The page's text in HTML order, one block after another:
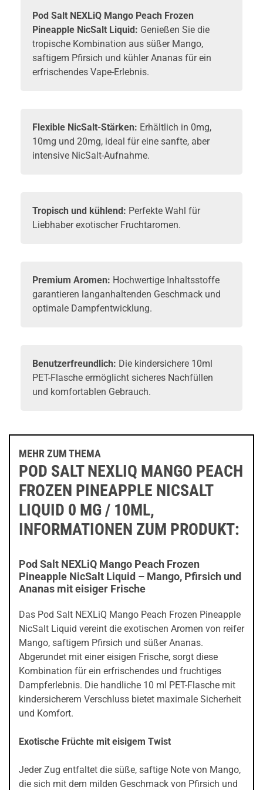
Pod Salt NEXLiQ Mango Peach Frozen
Pineapple NicSalt Liquid: Genießen Sie die
tropische Kombination aus süßer Mango,
saftigem Pfirsich und kühler Ananas für ein
erfrischendes Vape-Erlebnis.
Flexible NicSalt-Stärken: Erhältlich in 0mg,
10mg und 20mg, ideal für eine sanfte, aber
intensive NicSalt-Aufnahme.
Tropisch und kühlend: Perfekte Wahl für
Liebhaber exotischer Fruchtaromen.
Premium Aromen: Hochwertige Inhaltsstoffe
garantieren langanhaltenden Geschmack und
optimale Dampfentwicklung.
Benutzerfreundlich: Die kindersichere 10ml
PET-Flasche ermöglicht sicheres Nachfüllen
und komfortablen Gebrauch.
MEHR ZUM THEMA
POD SALT NEXLIQ MANGO PEACH
FROZEN PINEAPPLE NICSALT
LIQUID 0 MG / 10ML,
INFORMATIONEN ZUM PRODUKT:
Pod Salt NEXLiQ Mango Peach Frozen
Pineapple NicSalt Liquid – Mango, Pfirsich und
Ananas mit eisiger Frische
Das Pod Salt NEXLiQ Mango Peach Frozen Pineapple
NicSalt Liquid vereint die exotischen Aromen von reifer
Mango, saftigem Pfirsich und süßer Ananas.
Abgerundet mit einer eisigen Frische, sorgt diese
Kombination für ein erfrischendes und fruchtiges
Dampferlebnis. Die handliche 10 ml PET-Flasche mit
kindersicherem Verschluss bietet maximale Sicherheit
und Komfort.
Exotische Früchte mit eisigem Twist
Jeder Zug entfaltet die süße, saftige Note von Mango,
die sich mit dem milden Geschmack von Pfirsich und